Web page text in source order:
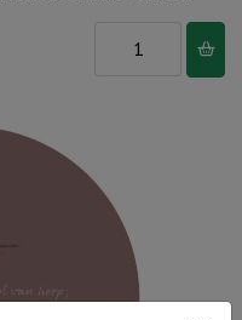
Muurcirkel
Hoger
blauwe